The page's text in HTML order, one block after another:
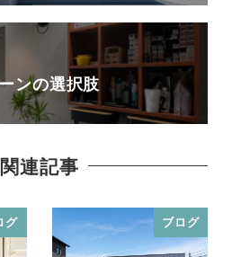
ンの選択肢
関連記事
グ ブログ